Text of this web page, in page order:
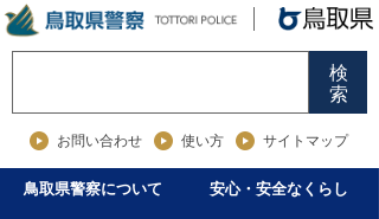
検
索
お問い合わせ 使い方 サイトマップ
鳥取県警察について 安心・安全なくらし